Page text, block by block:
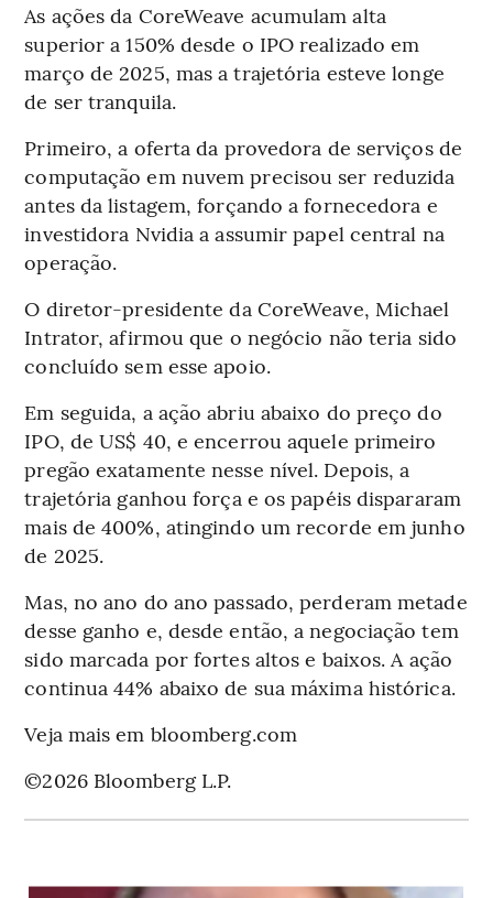
As ações da CoreWeave acumulam alta
superior a 150% desde o IPO realizado em
março de 2025, mas a trajetória esteve longe
de ser tranquila.
Primeiro, a oferta da provedora de serviços de
computação em nuvem precisou ser reduzida
antes da listagem, forçando a fornecedora e
investidora Nvidia a assumir papel central na
operação.
O diretor-presidente da CoreWeave, Michael
Intrator, afirmou que o negócio não teria sido
concluído sem esse apoio.
Em seguida, a ação abriu abaixo do preço do
IPO, de US$ 40, e encerrou aquele primeiro
pregão exatamente nesse nível. Depois, a
trajetória ganhou força e os papéis dispararam
mais de 400%, atingindo um recorde em junho
de 2025.
Mas, no ano do ano passado, perderam metade
desse ganho e, desde então, a negociação tem
sido marcada por fortes altos e baixos. A ação
continua 44% abaixo de sua máxima histórica.
Veja mais em bloomberg.com
©2026 Bloomberg L.P.